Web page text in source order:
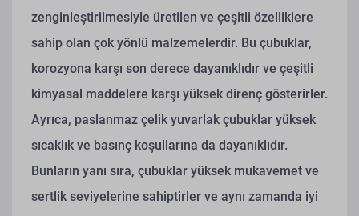
zenginleştirilmesiyle üretilen ve çeşitli özelliklere
sahip olan çok yönlü malzemelerdir. Bu çubuklar,
korozyona karşı son derece dayanıklıdır ve çeşitli
kimyasal maddelere karşı yüksek direnç gösterirler.
Ayrıca, paslanmaz çelik yuvarlak çubuklar yüksek
sıcaklık ve basınç koşullarına da dayanıklıdır.
Bunların yanı sıra, çubuklar yüksek mukavemet ve
sertlik seviyelerine sahiptirler ve aynı zamanda iyi